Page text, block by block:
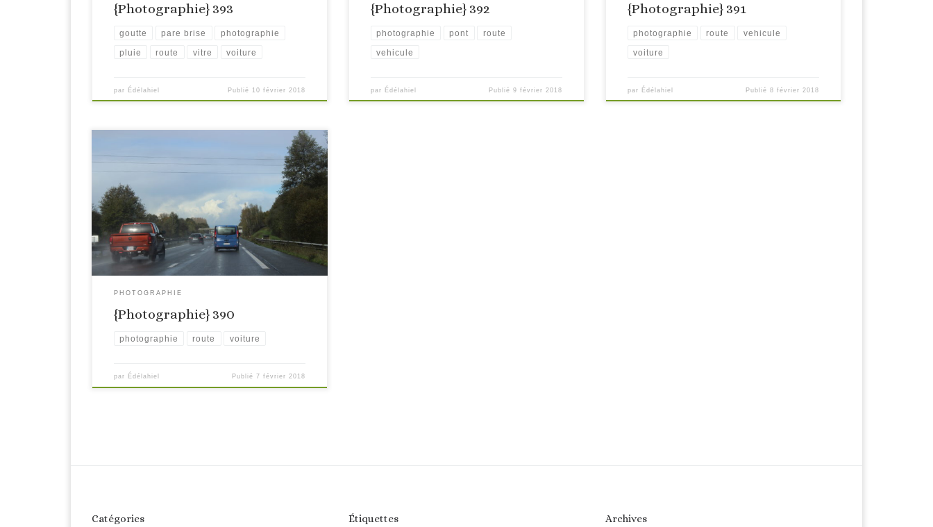
{Photographie} 393
goutte pare brise photographie
pluie route vitre voiture
par Édélahiel Publié 10 février 2018
{Photographie} 392
photographie pont route
vehicule
par Édélahiel Publié9 février 2018
{Photographie} 391
photographie route vehicule
voiture
par Édélahiel Publié8 février 2018
PHOTOGRAPHIE
{Photographie} 390
photographie route voiture
par Édélahiel Publié7 février 2018
Catégories Étiquettes Archives